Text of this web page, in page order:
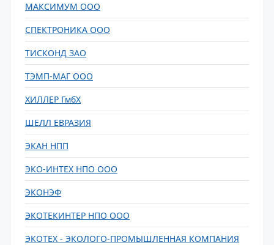
МАКСИМУМ ООО
СПЕКТРОНИКА ООО
ТИСКОНД ЗАО
ТЭМП-МАГ ООО
ХИЛЛЕР ГмбХ
ШЕЛЛ ЕВРАЗИЯ
ЭКАН НПП
ЭКО-ИНТЕХ НПО ООО
ЭКОНЭФ
ЭКОТЕКИНТЕР НПО ООО
ЭКОТЕХ - ЭКОЛОГО-ПРОМЫШЛЕННАЯ КОМПАНИЯ